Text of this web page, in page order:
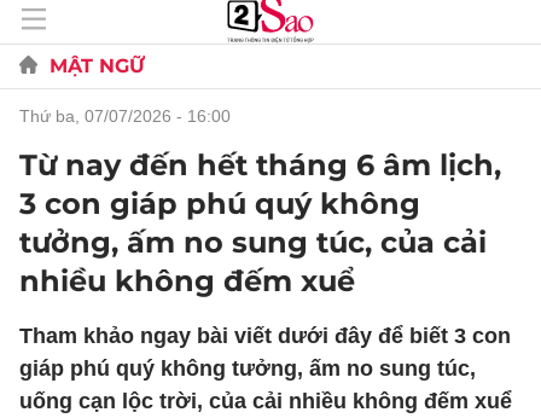
MẬT NGỮ
thứ ba, 07/07/2026 - 16:00
Từ nay đến hết tháng 6 âm lịch,
3 con giáp phú quý không
tưởng, ấm no sung túc, của cải
nhiều không đếm xuể
Tham khảo ngay bài viết dưới đây để biết 3 con
giáp phú quý không tưởng, ấm no sung túc,
uống cạn lộc trời, của cải nhiều không đếm xuể